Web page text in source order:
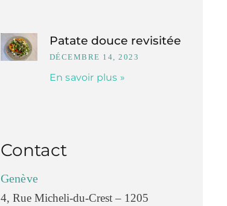
Patate douce revisitée
DÉCEMBRE 14, 2023
En savoir plus »
Contact
Genève
4, Rue Micheli-du-Crest – 1205